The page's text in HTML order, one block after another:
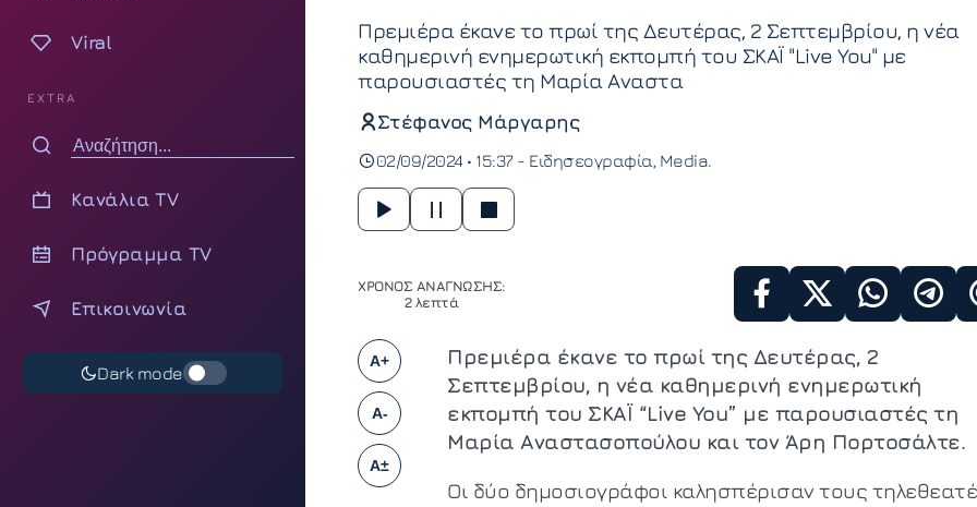
Viral
EXTRA
Κανάλια TV
Πρόγραμμα TV
Επικοινωνία
Dark mode
Πρεμιέρα έκανε το πρωί της Δευτέρας, 2 Σεπτεμβρίου, η νέα
καθημερινή ενημερωτική εκπομπή του ΣΚΑΪ "Live You" με
παρουσιαστές τη Μαρία Αναστα
Στέφανος Μάργαρης
02/09/2024 • 15:37 - Ειδησεογραφία Media
ΧΡΟΝΟΣ ΑΝΑΓΝΩΣΗΣ:
2 λεπτά
A+
A-
A±
Πρεμιέρα έκανε το πρωί της Δευτέρας, 2
Σεπτεμβρίου, η νέα καθημερινή ενημερωτική
εκπομπή του ΣΚΑΪ “Live You” με παρουσιαστές τη
Μαρία Αναστασοπούλου και τον Άρη Πορτοσάλτε.
Οι δύο δημοσιογράφοι καλησπέρισαν τους